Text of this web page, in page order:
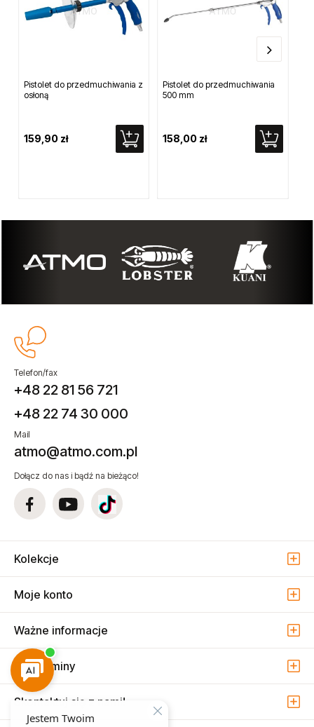
Pistolet do przedmuchiwania z
osłoną
159,90 zł
Pistolet do przedmuchiwania
500 mm
158,00 zł
Telefon/fax
+48 22 81 56 721
+48 22 74 30 000
Mail
atmo@atmo.com.pl
Dołącz do nas i bądź na bieżąco!
Kolekcje
Moje konto
Ważne informacje
Regulaminy
Skontaktuj się z nami!